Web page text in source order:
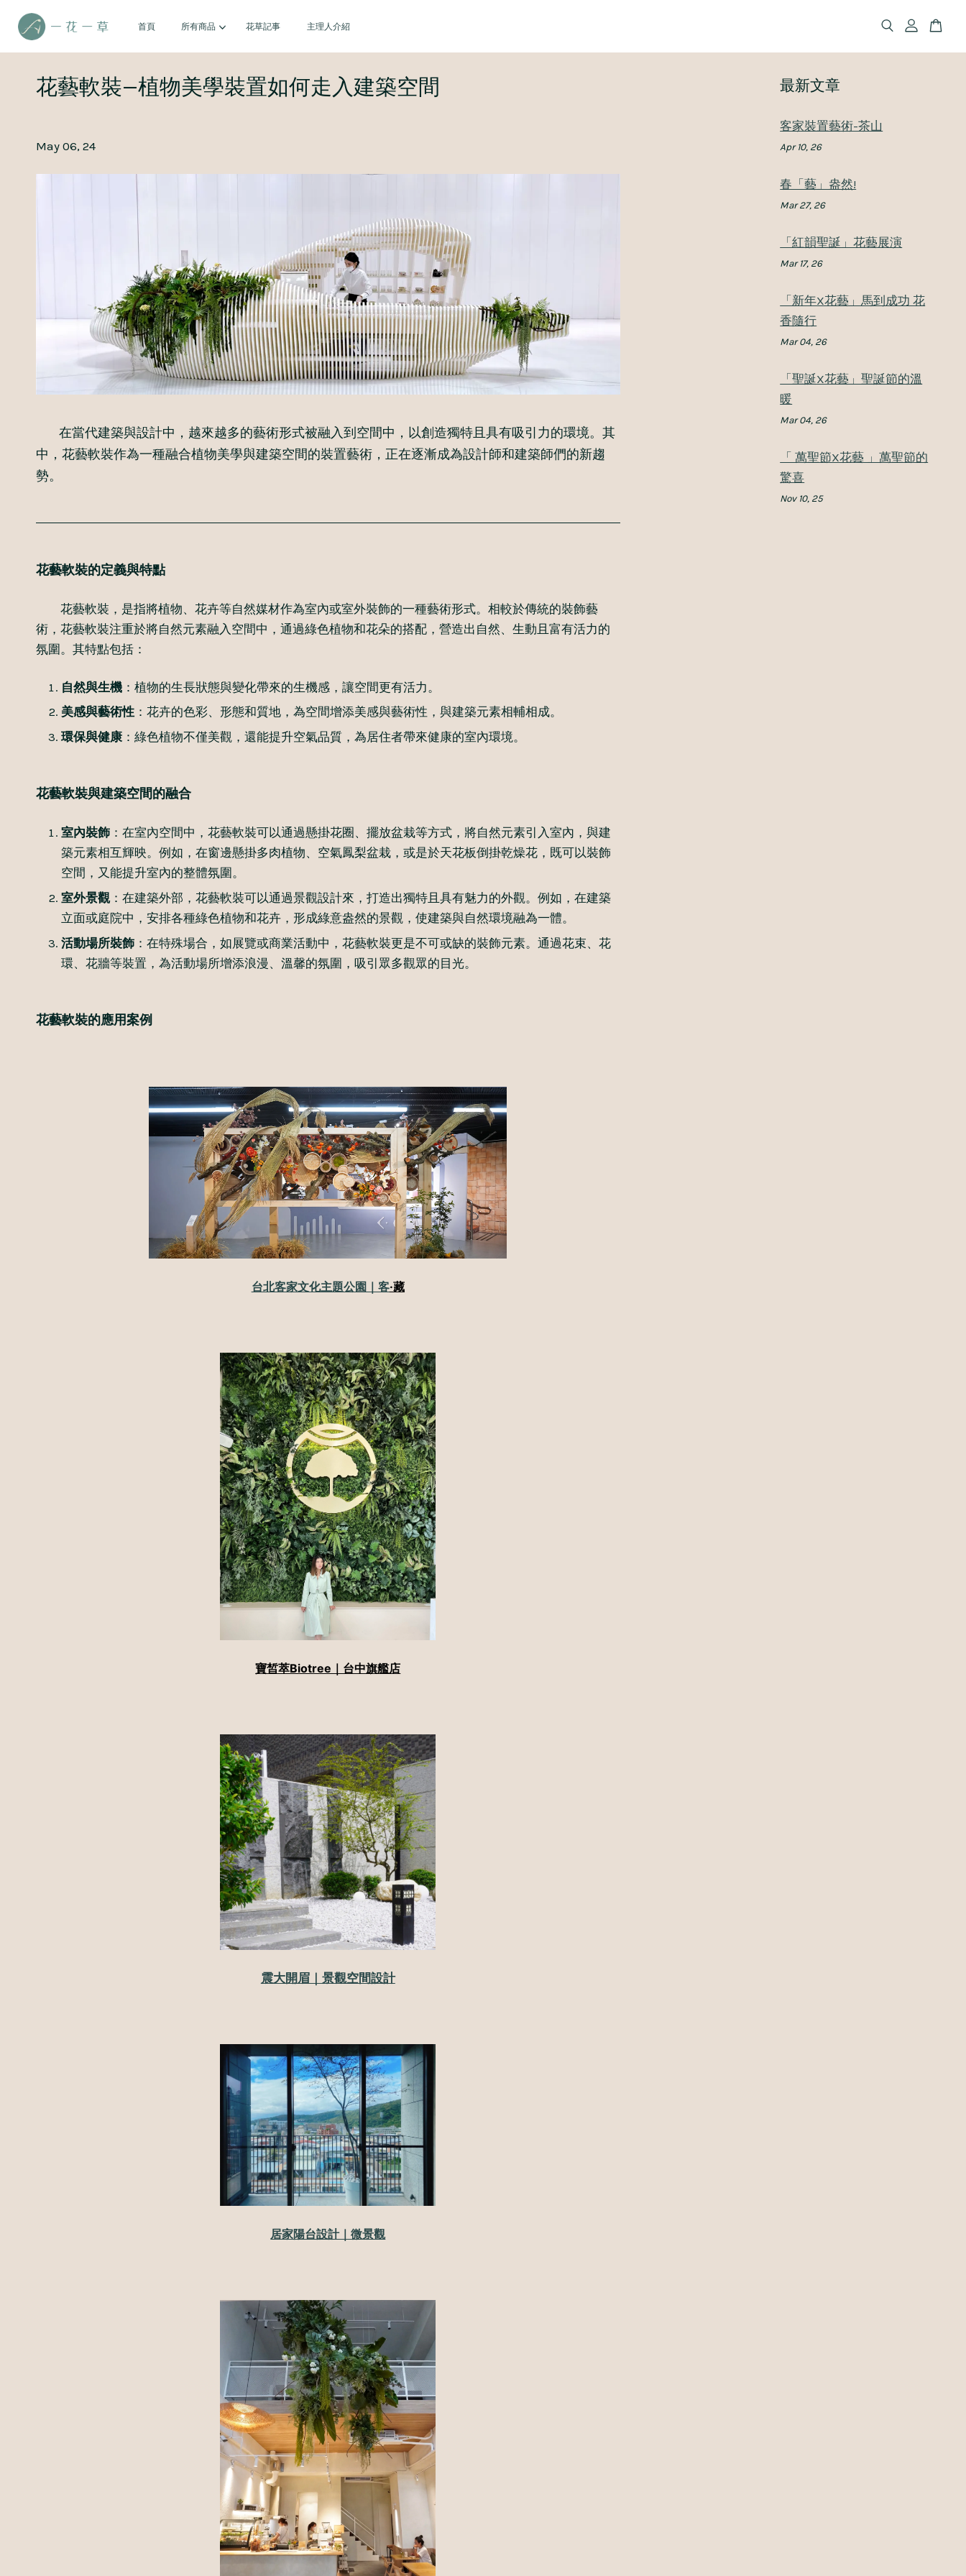
首頁 所有商品 花草記事 主理人介紹
花藝軟裝—植物美學裝置如何走入建築空間
May 06, 24
在當代建築與設計中，越來越多的藝術形式被融入到空間中，以創造獨特且具有吸引力的環境。其
中，花藝軟裝作為一種融合植物美學與建築空間的裝置藝術，正在逐漸成為設計師和建築師們的新趨
勢。
花藝軟裝的定義與特點
花藝軟裝，是指將植物、花卉等自然媒材作為室內或室外裝飾的一種藝術形式。相較於傳統的裝飾藝
術，花藝軟裝注重於將自然元素融入空間中，通過綠色植物和花朵的搭配，營造出自然、生動且富有活力的
氛圍。其特點包括：
自然與生機 ：植物的生長狀態與變化帶來的生機感，讓空間更有活力。
美感與藝術性 ：花卉的色彩、形態和質地，為空間增添美感與藝術性，與建築元素相輔相成。
環保與健康 ：綠色植物不僅美觀，還能提升空氣品質，為居住者帶來健康的室內環境。
花藝軟裝與建築空間的融合
室內裝飾 ：在室內空間中，花藝軟裝可以通過懸掛花圈、擺放盆栽等方式，將自然元素引入室內，與建
築元素相互輝映。例如，在窗邊懸掛多肉植物、空氣鳳梨盆栽，或是於天花板倒掛乾燥花，既可以裝飾
空間，又能提升室內的整體氛圍。
室外景觀：在建築外部，花藝軟裝可以通過景觀設計來，打造出獨特且具有魅力的外觀。例如，在建築
立面或庭院中，安排各種綠色植物和花卉，形成綠意盎然的景觀，使建築與自然環境融為一體。
活動場所裝飾 ：在特殊場合，如展覽或商業活動中，花藝軟裝更是不可或缺的裝飾元素。通過花束、花
環、花牆等裝置，為活動場所增添浪漫、溫馨的氛圍，吸引眾多觀眾的目光。
花藝軟裝的應用案例
台北客家文化主題公園｜ 客·藏
寶皙萃Biotree｜台中旗艦店
震大開眉｜景觀空間設計
居家陽台設計｜微景觀
最新文章
客家裝置藝術-茶山
Apr 10, 26
春「藝」盎然!
Mar 27, 26
「紅韻聖誕」花藝展演
Mar 17, 26
「新年X花藝」馬到成功 花
香隨行
Mar 04, 26
「聖誕X花藝」聖誕節的溫
暖
Mar 04, 26
「 萬聖節X花藝 」萬聖節的
驚喜
Nov 10, 25